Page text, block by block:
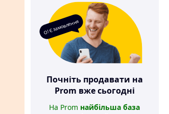
О! Є замовлення
Почніть продавати на
Prom вже сьогодні
На Prom найбільша база